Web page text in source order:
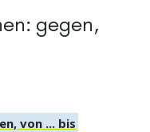
gegen,
von ... bis